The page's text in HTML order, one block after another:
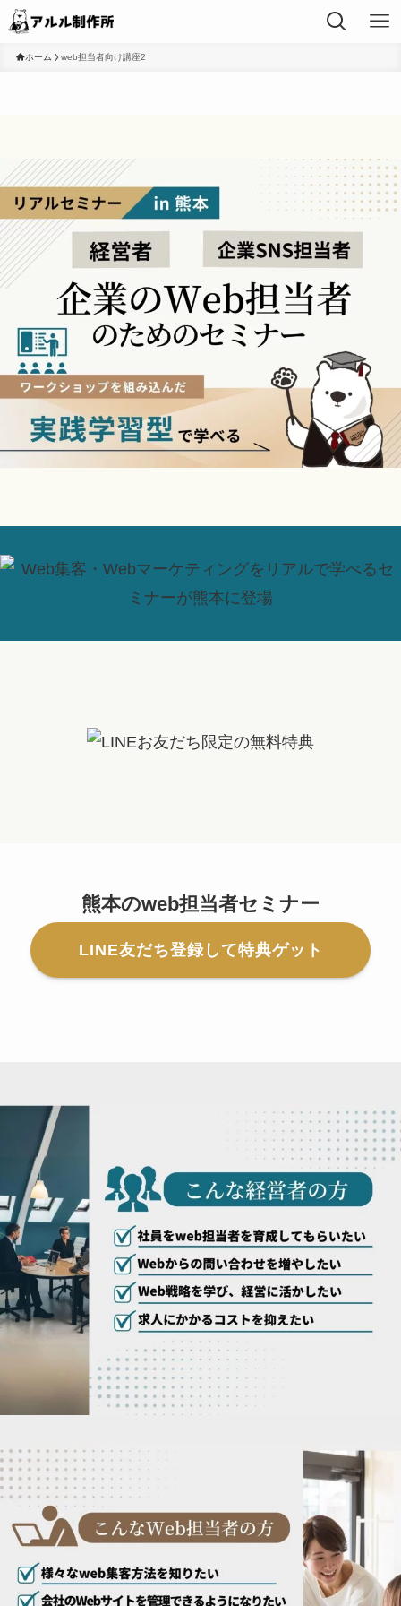
ホーム web担当者向け講座2
熊本のweb担当者セミナー
LINE友だち登録して特典ゲット